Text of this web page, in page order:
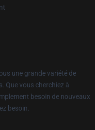
une grande variété de
Que vous cherchiez à
besoin de nouveaux
besoin.